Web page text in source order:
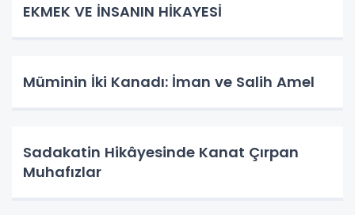
​EKMEK VE İNSANIN HİKAYESİ
Müminin İki Kanadı: İman ve Salih Amel
Sadakatin Hikâyesinde Kanat Çırpan
Muhafızlar